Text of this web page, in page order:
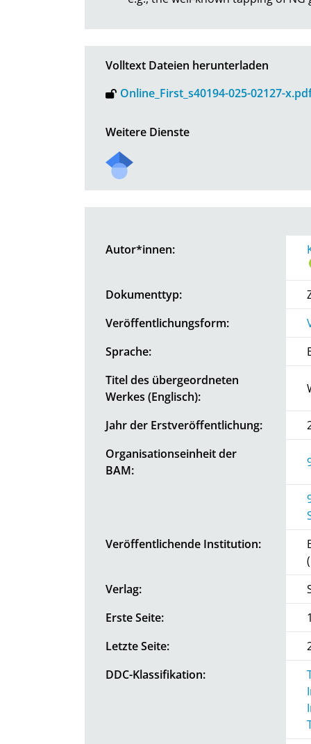
Volltext Dateien herunterladen
Online_First_s40194-025-02127-
Weitere Dienste
Autor*innen:
Dokumenttyp:
Veröffentlichungsform:
Sprache:
Titel des übergeordneten
Werkes (Englisch):
Jahr der Erstveröffentlichung:
Organisationseinheit der
BAM:
Veröffentlichende Institution:
Verlag:
Erste Seite:
Letzte Seite:
DDC-Klassifikation: